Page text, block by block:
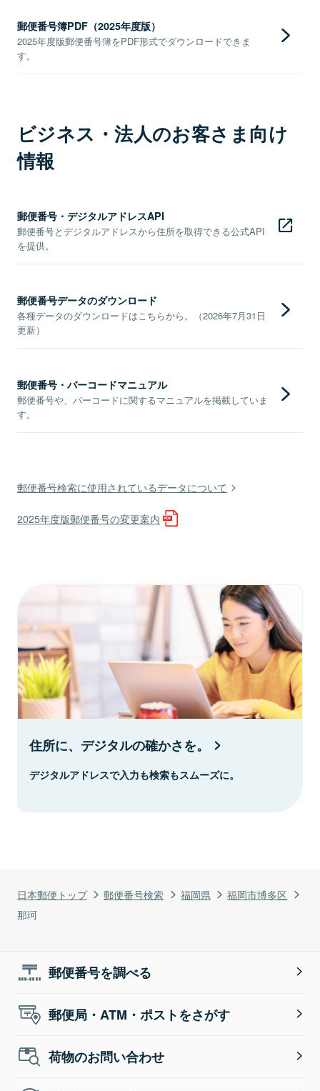
日本郵便トップ 郵便番号検索 福岡県
福岡市博多区
那珂
郵便番号簿PDF（2025年度版）
2025年度版郵便番号簿をPDF形式でダウンロードできま
す。
ビジネス・法人のお客さま向け
情報
郵便番号・デジタルアドレスAPI
郵便番号とデジタルアドレスから住所を取得できる公式API
を提供。
郵便番号データのダウンロード
各種データのダウンロードはこちらから。（2026年7月31日
更新）
郵便番号・バーコードマニュアル
郵便番号や、バーコードに関するマニュアルを掲載していま
す。
郵便番号検索に使用されているデータについて
2025年度版郵便番号の変更案内
住所に、デジタルの確かさを。
デジタルアドレスで入力も検索もスムーズに。
郵便番号を調べる
郵便局・ATM・ポストをさがす
荷物のお問い合わせ